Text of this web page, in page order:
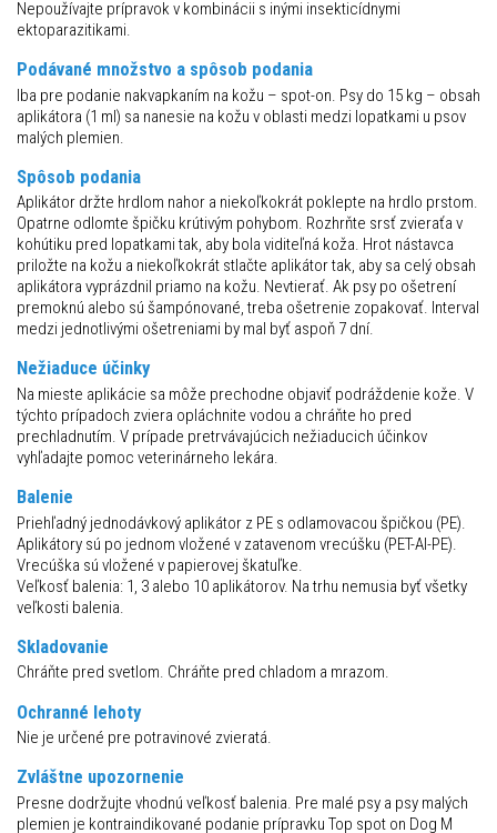
Nepoužívajte prípravok v kombinácii s inými insekticídnymi
ektoparazitikami.
Podávané množstvo a spôsob podania
Iba pre podanie nakvapkaním na kožu – spot-on. Psy do 15 kg – obsah
aplikátora (1 ml) sa nanesie na kožu v oblasti medzi lopatkami u psov
malých plemien.
Spôsob podania
Aplikátor držte hrdlom nahor a niekoľkokrát poklepte na hrdlo prstom.
Opatrne odlomte špičku krútivým pohybom. Rozhrňte srsť zvieraťa v
kohútiku pred lopatkami tak, aby bola viditeľná koža. Hrot nástavca
priložte na kožu a niekoľkokrát stlačte aplikátor tak, aby sa celý obsah
aplikátora vyprázdnil priamo na kožu. Nevtierať. Ak psy po ošetrení
premoknú alebo sú šampónované, treba ošetrenie zopakovať. Interval
medzi jednotlivými ošetreniami by mal byť aspoň 7 dní.
Nežiaduce účinky
Na mieste aplikácie sa môže prechodne objaviť podráždenie kože. V
týchto prípadoch zviera opláchnite vodou a chráňte ho pred
prechladnutím. V prípade pretrvávajúcich nežiaducich účinkov
vyhľadajte pomoc veterinárneho lekára.
Balenie
Priehľadný jednodávkový aplikátor z PE s odlamovacou špičkou (PE).
Aplikátory sú po jednom vložené v zatavenom vrecúšku (PET-Al-PE).
Vrecúška sú vložené v papierovej škatuľke.
Veľkosť balenia: 1, 3 alebo 10 aplikátorov. Na trhu nemusia byť všetky
veľkosti balenia.
Skladovanie
Chráňte pred svetlom. Chráňte pred chladom a mrazom.
Ochranné lehoty
Nie je určené pre potravinové zvieratá.
Zvláštne upozornenie
Presne dodržujte vhodnú veľkosť balenia. Pre malé psy a psy malých
plemien je kontraindikované podanie prípravku Top spot on Dog M